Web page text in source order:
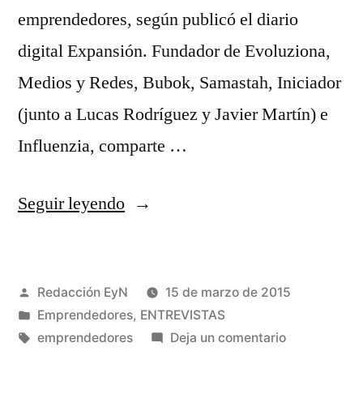
emprendedores, según publicó el diario
digital Expansión. Fundador de Evoluziona,
Medios y Redes, Bubok, Samastah, Iniciador
(junto a Lucas Rodríguez y Javier Martín) e
Influenzia, comparte …
Seguir leyendo«Ángel
emprendedor
Publicado
por
Redacción EyN
15 de marzo de 2015
Publicado
en
Emprendedores, ENTREVISTAS
Etiquetas:
emprendedores Deja un comentarioen